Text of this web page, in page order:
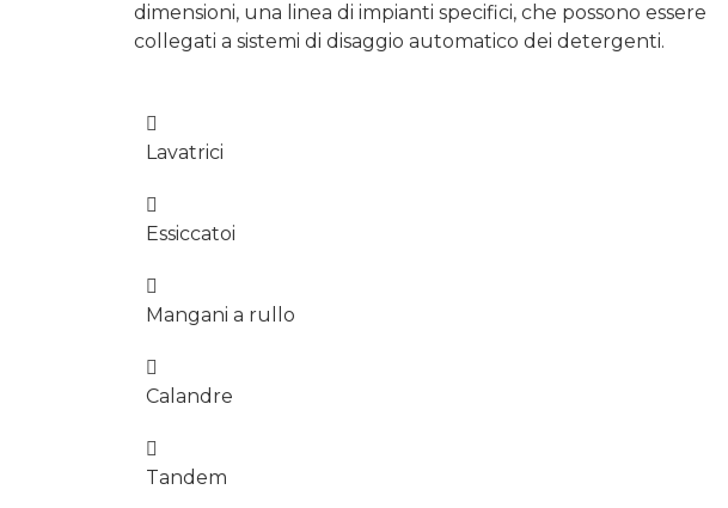
dimensioni, una linea di impianti specifici, che possono essere
collegati a sistemi di disaggio automatico dei detergenti.
Lavatrici
Essiccatoi
Mangani a rullo
Calandre
Tandem